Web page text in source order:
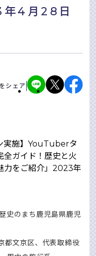
年4⽉28⽇
シェア
のまち⿅児島県⿅児
都⽂京区、代表取締役